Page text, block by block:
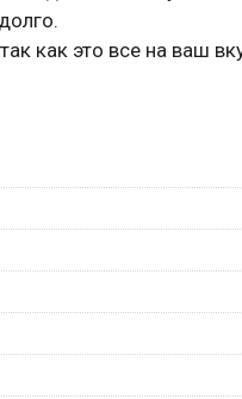
как это все на ваш